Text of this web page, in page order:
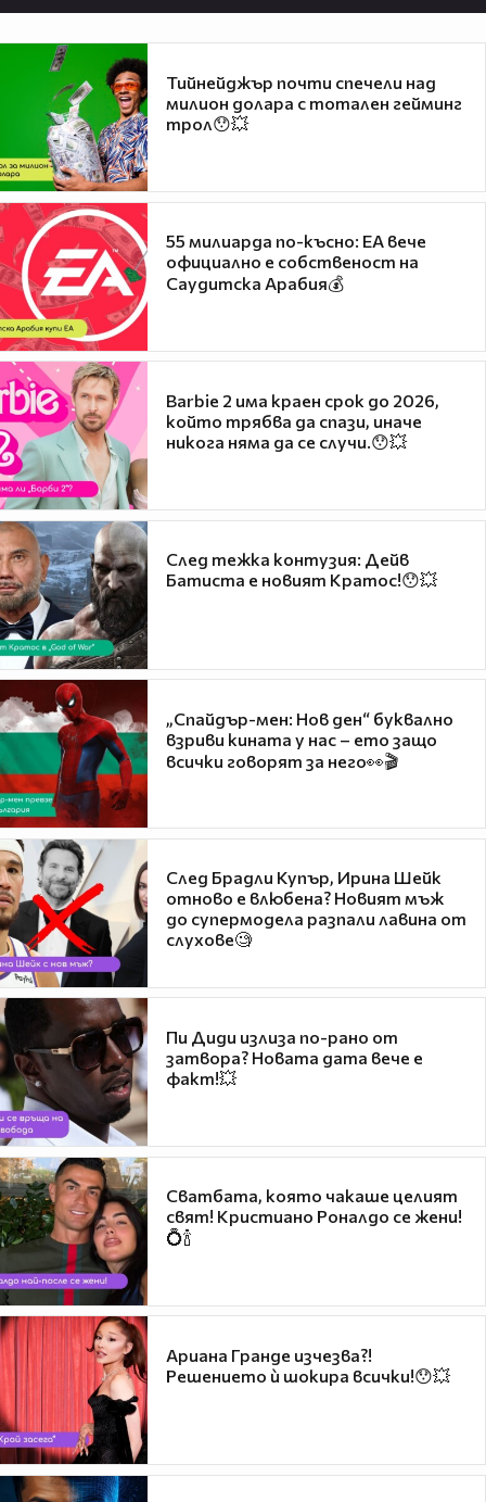
Тийнейджър почти спечели над
милион долара с тотален гейминг
трол😯💥
55 милиарда по-късно: EA вече
официално е собственост на
Саудитска Арабия💰
Barbie 2 има краен срок до 2026,
който трябва да спази, иначе
никога няма да се случи.😯💥
След тежка контузия: Дейв
Батиста е новият Кратос!😯💥
„Спайдър-мен: Нов ден“ буквално
взриви кината у нас – ето защо
всички говорят за него👀🎬
След Брадли Купър, Ирина Шейк
отново е влюбена? Новият мъж
до супермодела разпали лавина от
слухове🧐
Пи Диди излиза по-рано от
затвора? Новата дата вече е
факт!💥
Сватбата, която чакаше целият
свят! Кристиано Роналдо се жени!
💍🍾
Ариана Гранде изчезва?!
Решението ѝ шокира всички!😯💥